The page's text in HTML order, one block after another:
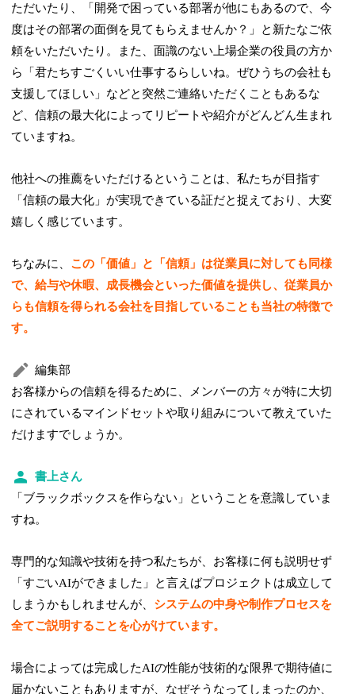
ただいたり、「開発で困っている部署が他にもあるので、今
度はその部署の面倒を見てもらえませんか？」と新たなご依
頼をいただいたり。また、面識のない上場企業の役員の方か
ら「君たちすごくいい仕事するらしいね。ぜひうちの会社も
支援してほしい」などと突然ご連絡いただくこともあるな
ど、信頼の最大化によってリピートや紹介がどんどん生まれ
ていますね。
他社への推薦をいただけるということは、私たちが目指す
「信頼の最大化」が実現できている証だと捉えており、大変
嬉しく感じています。
ちなみに、 この「価値」と「信頼」は従業員に対しても同様
で、給与や休暇、成長機会といった価値を提供し、従業員か
らも信頼を得られる会社を目指していることも当社の特徴で
す。
編集部
お客様からの信頼を得るために、メンバーの方々が特に大切
にされているマインドセットや取り組みについて教えていた
だけますでしょうか。
書上さん
「ブラックボックスを作らない」ということを意識していま
すね。
専門的な知識や技術を持つ私たちが、お客様に何も説明せず
「すごいAIができました」と言えばプロジェクトは成立して
しまうかもしれませんが、 システムの中身や制作プロセスを
全てご説明することを心がけています。
場合によっては完成したAIの性能が技術的な限界で期待値に
届かないこともありますが、なぜそうなってしまったのか、